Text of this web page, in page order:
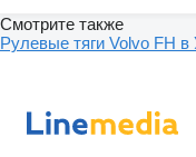
Смотрите также
Рулевые тяги Volvo FH в